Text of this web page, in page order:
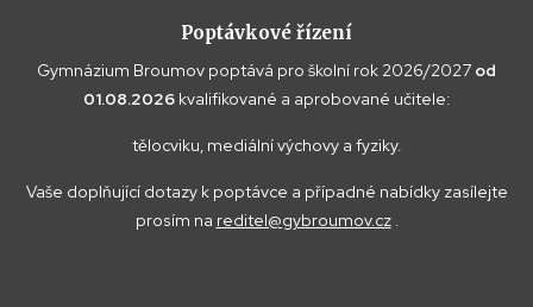
Poptávkové řízení
Gymnázium Broumov poptává pro školní rok 2026/2027 od
01.08.2026 kvalifikované a aprobované učitele:
tělocviku, mediální výchovy a fyziky.
Vaše doplňující dotazy k poptávce a případné nabídky zasílejte
prosím na reditel@gybroumov.cz.